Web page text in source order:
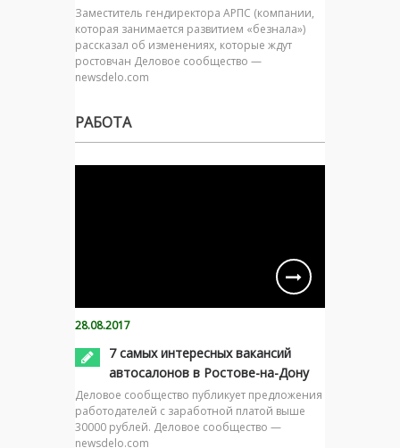
Заместитель гендиректора АРПС (компании,
которая занимается развитием «безнала»)
рассказал об изменениях, которые ждут
ростовчан Деловое сообщество —
newsdelo.com
РАБОТА
28.08.2017
7 самых интересных вакансий
автосалонов в Ростове-на-Дону
Деловое сообщество публикует предложения
работодателей с заработной платой выше
30000 рублей. Деловое сообщество —
newsdelo.com